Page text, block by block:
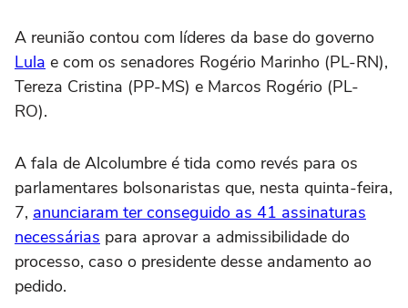
A reunião contou com líderes da base do governo
Lula e com os senadores Rogério Marinho (PL-RN),
Tereza Cristina (PP-MS) e Marcos Rogério (PL-
RO).
A fala de Alcolumbre é tida como revés para os
parlamentares bolsonaristas que, nesta quinta-feira,
7, anunciaram ter conseguido as 41 assinaturas
necessárias para aprovar a admissibilidade do
processo, caso o presidente desse andamento ao
pedido.